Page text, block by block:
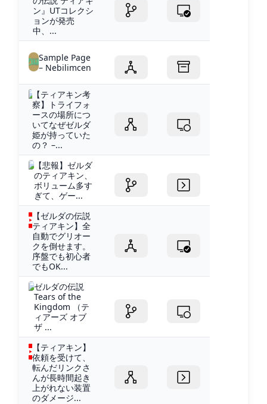
ン』UTコレクシ
ョンが発売
中、...
Sample Page
– Nebilimcen
【ティアキン考
察】トライフォ
ースの場所につ
いてなぜゼルダ
姫が持っていた
の？ –...
【悲報】ゼルダ
のティアキン、
ボリューム多す
ぎて、ゲー...
【ゼルダの伝説
ティアキン】全
自動でグリオー
クを倒せます。
序盤でも初心者
でもOK...
ゼルダの伝説
Tears of the
Kingdom （テ
ィアーズ オブ
ザ ...
【ティアキン】
依頼を受けて、
転んだリンクさ
んが長時間起き
上がれない装置
のダメージ...